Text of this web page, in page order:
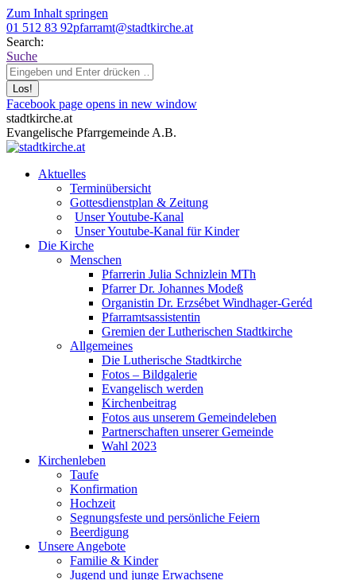
Zum Inhalt springen
01 512 83 92pfarramt@stadtkirche.at
Search:
Suche
Facebook page opens in new window
stadtkirche.at
Evangelische Pfarrgemeinde A.B.
Aktuelles
Terminübersicht
Gottesdienstplan & Zeitung
Unser Youtube-Kanal
Unser Youtube-Kanal für Kinder
Die Kirche
Menschen
Pfarrerin Julia Schnizlein MTh
Pfarrer Dr. Johannes Modeß
Organistin Dr. Erzsébet Windhager-Geréd
Pfarramtsassistentin
Gremien der Lutherischen Stadtkirche
Allgemeines
Die Lutherische Stadtkirche
Fotos – Bildgalerie
Evangelisch werden
Kirchenbeitrag
Fotos aus unserem Gemeindeleben
Partnerschaften unserer Gemeinde
Wahl 2023
Kirchenleben
Taufe
Konfirmation
Hochzeit
Segnungsfeste und persönliche Feiern
Beerdigung
Unsere Angebote
Familie & Kinder
Jugend und junge Erwachsene